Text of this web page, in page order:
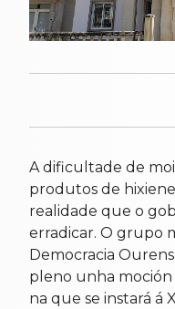
A dificultade de
produtos de
realidade que o
erradicar. O grupo
Democracia
pleno unha moción
na que se instará á